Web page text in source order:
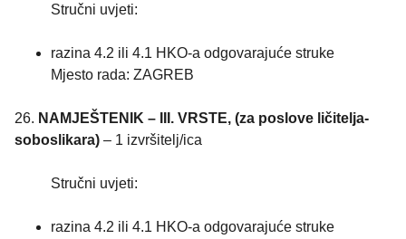
Stručni uvjeti:
razina 4.2 ili 4.1 HKO-a odgovarajuće struke
Mjesto rada: ZAGREB
26. NAMJEŠTENIK – III. VRSTE, (za poslove ličitelja-
soboslikara) – 1 izvršitelj/ica
Stručni uvjeti:
razina 4.2 ili 4.1 HKO-a odgovarajuće struke